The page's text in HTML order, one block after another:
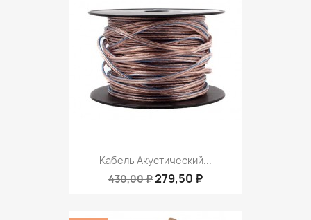
Кабель Акустический...
430,00 ₽279,50 ₽